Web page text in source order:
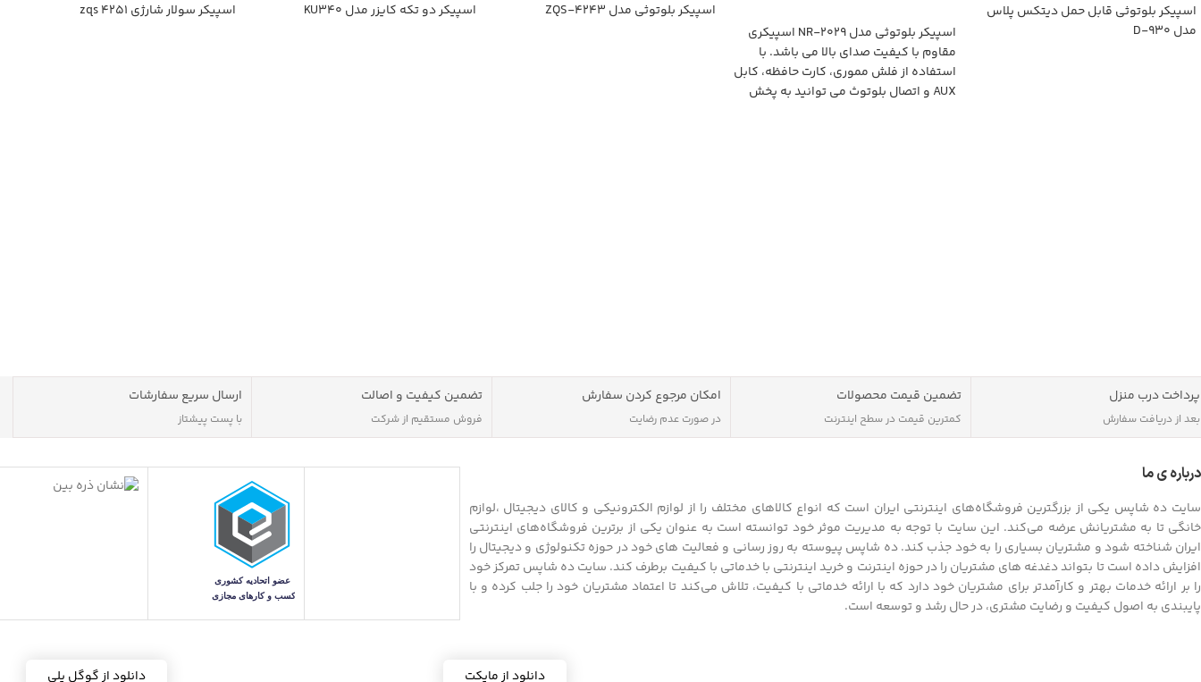
اسپیکر بلوتوثی قابل حمل دیتکس پلاس
مدل D-930
اسپیکر بلوتوثی مدل NR-2029 اسپیکری
مقاوم با کیفیت صدای بالا می باشد. با
استفاده از فلش مموری، کارت حافظه، کابل
AUX و اتصال بلوتوث می توانید به پخش
اسپیکر بلوتوثی مدل ZQS-4243 اسپیکر دو تکه کایزر مدل KU340 اسپیکر سولار شارژی zqs 4251
پرداخت درب منزل
بعد از دریافت سفارش
تضمین قیمت محصولات
کمترین قیمت در سطح اینترنت
امکان مرجوع کردن سفارش
در صورت عدم رضایت
تضمین کیفیت و اصالت
فروش مستقیم از شرکت
ارسال سریع سفارشات
با پست پیشتاز
درباره ی ما
سایت ده شاپس یکی از بزرگترین فروشگاه‌های اینترنتی ایران است که انواع کالاهای مختلف را از لوازم الکترونیکی و کالای دیجیتال ،لوازم
خانگی تا به مشتریانش عرضه می‌کند. این سایت با توجه به مدیریت موثر خود توانسته است به عنوان یکی از برترین فروشگاه‌های اینترنتی
ایران شناخته شود و مشتریان بسیاری را به خود جذب کند. ده شاپس پیوسته به روز رسانی و فعالیت های خود در حوزه تکنولوژی و دیجیتال را
افزایش داده است تا بتواند دغدغه های مشتریان را در حوزه اینترنت و خرید اینترنتی با خدماتی با کیفیت برطرف کند. سایت ده شاپس تمرکز خود
را بر ارائه خدمات بهتر و کارآمدتر برای مشتریان خود دارد که با ارائه خدماتی با کیفیت، تلاش می‌کند تا اعتماد مشتریان خود را جلب کرده و با
پایبندی به اصول کیفیت و رضایت مشتری، در حال رشد و توسعه است.
دانلود از مایکت دانلود از گوگل پلی